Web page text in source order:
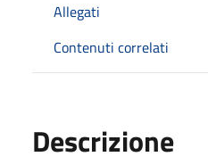
Allegati
Contenuti correlati
Descrizione